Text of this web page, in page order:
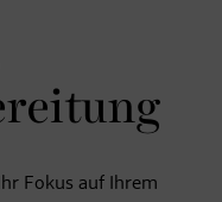
Fokus auf Ihrem